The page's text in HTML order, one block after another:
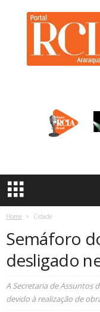
a
Home Cidade
Semáforo
desligado
A Secretaria de Assuntos
devido à realização de